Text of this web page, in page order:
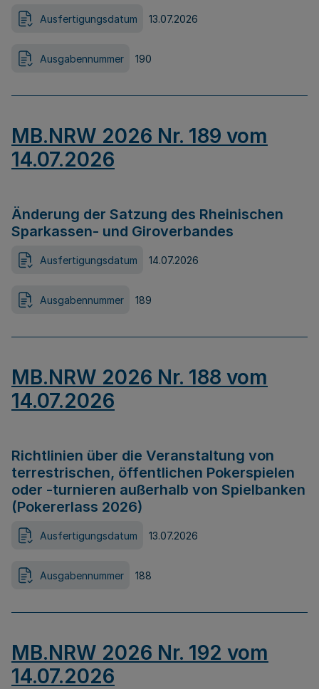
Ausfertigungsdatum 13.07.2026
Ausgabennummer 190
MB.NRW 2026 Nr. 189 vom
14.07.2026
Änderung der Satzung des Rheinischen
Sparkassen- und Giroverbandes
Ausfertigungsdatum 14.07.2026
Ausgabennummer 189
MB.NRW 2026 Nr. 188 vom
14.07.2026
Richtlinien über die Veranstaltung von
terrestrischen, öffentlichen Pokerspielen
oder -turnieren außerhalb von Spielbanken
(Pokererlass 2026)
Ausfertigungsdatum 13.07.2026
Ausgabennummer 188
MB.NRW 2026 Nr. 192 vom
14.07.2026